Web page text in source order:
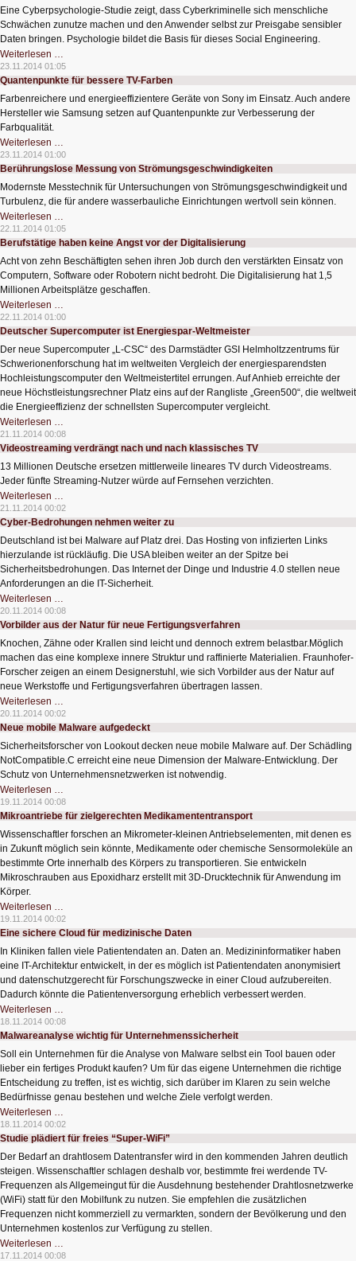
verkürtzt
Eine Cyberpsychologie-Studie zeigt, dass Cyberkriminelle sich menschliche
Schwächen zunutze machen und den Anwender selbst zur Preisgabe sensibler
Daten bringen. Psychologie bildet die Basis für dieses Social Engineering.
Weiterlesen …
jemand
Dein
Herz
23.11.2014 01:05
Quantenpunkte für bessere TV-Farben
Farbenreichere und energieeffizientere Geräte von Sony im Einsatz. Auch andere
Hersteller wie Samsung setzen auf Quantenpunkte zur Verbesserung der
Farbqualität.
Weiterlesen …
für
bessere
TV-
23.11.2014 01:00
Berührungslose Messung von Strömungsgeschwindigkeiten
Modernste Messtechnik für Untersuchungen von Strömungsgeschwindigkeit und
Turbulenz, die für andere wasserbauliche Einrichtungen wertvoll sein können.
Weiterlesen …
Messung
von
Strömungsgeschwindigkeiten
22.11.2014 01:05
Berufstätige haben keine Angst vor der Digitalisierung
Acht von zehn Beschäftigten sehen ihren Job durch den verstärkten Einsatz von
Computern, Software oder Robotern nicht bedroht. Die Digitalisierung hat 1,5
Millionen Arbeitsplätze geschaffen.
Weiterlesen …
haben
keine
Angst
der
Digitalisierung
22.11.2014 01:00
Deutscher Supercomputer ist Energiespar-Weltmeister
Der neue Supercomputer „L-CSC“ des Darmstädter GSI Helmholtzzentrums für
Schwerionenforschung hat im weltweiten Vergleich der energiesparendsten
Hochleistungscomputer den Weltmeistertitel errungen. Auf Anhieb erreichte der
neue Höchstleistungsrechner Platz eins auf der Rangliste „Green500“, die weltweit
die Energieeffizienz der schnellsten Supercomputer vergleicht.
Weiterlesen …
Supercomputer
ist
Energiespar-
21.11.2014 00:08
Videostreaming verdrängt nach und nach klassisches TV
13 Millionen Deutsche ersetzen mittlerweile lineares TV durch Videostreams.
Jeder fünfte Streaming-Nutzer würde auf Fernsehen verzichten.
Weiterlesen …
verdrängt
nach
und
klassisches
TV
21.11.2014 00:02
Cyber-Bedrohungen nehmen weiter zu
Deutschland ist bei Malware auf Platz drei. Das Hosting von infizierten Links
hierzulande ist rückläufig. Die USA bleiben weiter an der Spitze bei
Sicherheitsbedrohungen. Das Internet der Dinge und Industrie 4.0 stellen neue
Anforderungen an die IT-Sicherheit.
Weiterlesen …
Bedrohungen
nehmen
weiter
20.11.2014 00:08
Vorbilder aus der Natur für neue Fertigungsverfahren
Knochen, Zähne oder Krallen sind leicht und dennoch extrem belastbar.Möglich
machen das eine komplexe innere Struktur und raffinierte Materialien. Fraunhofer-
Forscher zeigen an einem Designerstuhl, wie sich Vorbilder aus der Natur auf
neue Werkstoffe und Fertigungsverfahren übertragen lassen.
Weiterlesen …
aus
der
Natur
neue
Fertigungsverfahren
20.11.2014 00:02
Neue mobile Malware aufgedeckt
Sicherheitsforscher von Lookout decken neue mobile Malware auf. Der Schädling
NotCompatible.C erreicht eine neue Dimension der Malware-Entwicklung. Der
Schutz von Unternehmensnetzwerken ist notwendig.
Weiterlesen …
mobile
Malware
aufgedeckt
19.11.2014 00:08
Mikroantriebe für zielgerechten Medikamententransport
Wissenschaftler forschen an Mikrometer-kleinen Antriebselementen, mit denen es
in Zukunft möglich sein könnte, Medikamente oder chemische Sensormoleküle an
bestimmte Orte innerhalb des Körpers zu transportieren. Sie entwickeln
Mikroschrauben aus Epoxidharz erstellt mit 3D-Drucktechnik für Anwendung im
Körper.
Weiterlesen …
für
zielgerechten
Medikamententransport
19.11.2014 00:02
Eine sichere Cloud für medizinische Daten
In Kliniken fallen viele Patientendaten an. Daten an. Medizininformatiker haben
eine IT-Architektur entwickelt, in der es möglich ist Patientendaten anonymisiert
und datenschutzgerecht für Forschungszwecke in einer Cloud aufzubereiten.
Dadurch könnte die Patientenversorgung erheblich verbessert werden.
Weiterlesen …
sichere
Cloud
für
Daten
18.11.2014 00:08
Malwareanalyse wichtig für Unternehmenssicherheit
Soll ein Unternehmen für die Analyse von Malware selbst ein Tool bauen oder
lieber ein fertiges Produkt kaufen? Um für das eigene Unternehmen die richtige
Entscheidung zu treffen, ist es wichtig, sich darüber im Klaren zu sein welche
Bedürfnisse genau bestehen und welche Ziele verfolgt werden.
Weiterlesen …
wichtig
für
Unternehmenssicherheit
18.11.2014 00:02
Studie plädiert für freies “Super-WiFi”
Der Bedarf an drahtlosem Datentransfer wird in den kommenden Jahren deutlich
steigen. Wissenschaftler schlagen deshalb vor, bestimmte frei werdende TV-
Frequenzen als Allgemeingut für die Ausdehnung bestehender Drahtlosnetzwerke
(WiFi) statt für den Mobilfunk zu nutzen. Sie empfehlen die zusätzlichen
Frequenzen nicht kommerziell zu vermarkten, sondern der Bevölkerung und den
Unternehmen kostenlos zur Verfügung zu stellen.
Weiterlesen …
plädiert
17.11.2014 00:08